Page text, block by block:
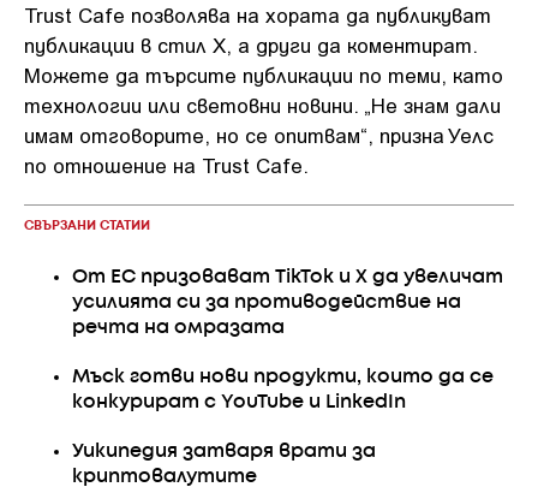
Trust Cafe позволява на хората да публикуват
публикации в стил X, а други да коментират.
Можете да търсите публикации по теми, като
технологии или световни новини. „Не знам дали
имам отговорите, но се опитвам“, призна Уелс
по отношение на Trust Cafe.
СВЪРЗАНИ СТАТИИ
От ЕС призовават ТikTok и X да увеличат
усилията си за противодействие на
речта на омразата
Мъск готви нови продукти, които да се
конкурират с YouTube и LinkedIn
Уикипедия затваря врати за
криптовалутите